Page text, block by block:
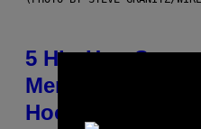
5 Hip-Hop
Memorable for
Hooks